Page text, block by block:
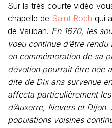
Sur la très courte vidéo
chapelle de Saint Roch qui
de Vauban. En 1670, les
voeu continue d’être
en commémoration de sa
dévotion pourrait être née
dite de Dix ans survenue
affecta particulièrement
d’Auxerre, Nevers et
populations voisines